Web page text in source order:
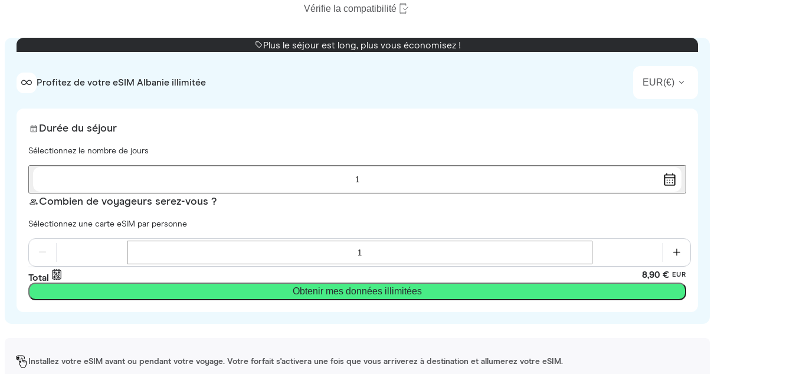
Vérifie la compatibilité
Plus le séjour est long, plus vous économisez !
Profitez de votre eSIM Albanie illimitée EUR(€)
Durée du séjour
Sélectionnez le nombre de jours
1
Combien de voyageurs serez-vous ?
Sélectionnez une carte eSIM par personne
Total 8,90 € EUR
Obtenir mes données illimitées
Installez votre eSIM avant ou pendant votre voyage. Votre forfait s'activera une fois que vous arriverez à destination et allumerez votre eSIM.